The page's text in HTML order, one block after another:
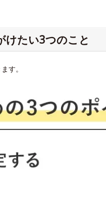
けたい3つのこと
す。